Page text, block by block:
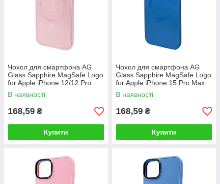
Чохол для смартфона AG
Glass Sapphire MagSafe Logo
for Apple iPhone 12/12 Pro
Rose Gold
В наявності
168,59 ₴
Купити
Чохол для смартфона AG
Glass Sapphire MagSafe Logo
for Apple iPhone 15 Pro Max
Blue
В наявності
168,59 ₴
Купити